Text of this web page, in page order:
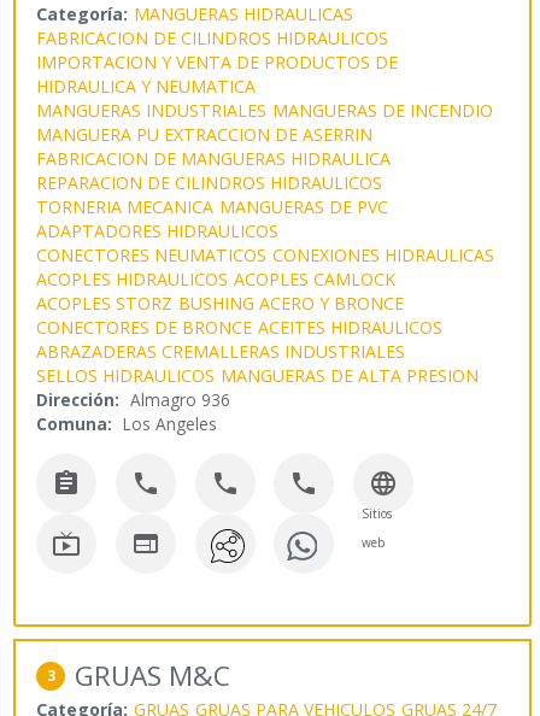
Categoría: MANGUERAS HIDRAULICAS
FABRICACION DE CILINDROS HIDRAULICOS
IMPORTACION Y VENTA DE PRODUCTOS DE
HIDRAULICA Y NEUMATICA
MANGUERAS INDUSTRIALES MANGUERAS DE INCENDIO
MANGUERA PU EXTRACCION DE ASERRIN
FABRICACION DE MANGUERAS HIDRAULICA
REPARACION DE CILINDROS HIDRAULICOS
TORNERIA MECANICA MANGUERAS DE PVC
ADAPTADORES HIDRAULICOS
CONECTORES NEUMATICOS CONEXIONES HIDRAULICAS
ACOPLES HIDRAULICOS ACOPLES CAMLOCK
ACOPLES STORZ BUSHING ACERO Y BRONCE
CONECTORES DE BRONCE ACEITES HIDRAULICOS
ABRAZADERAS CREMALLERAS INDUSTRIALES
SELLOS HIDRAULICOS MANGUERAS DE ALTA PRESION
Dirección: Almagro 936
Comuna: Los Angeles
    
Sitios
web
 
3 GRUAS M&C
Categoría: GRUAS GRUAS PARA VEHICULOS GRUAS 24/7